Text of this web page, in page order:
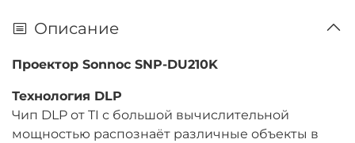
Описание
Проектор Sonnoc SNP-DU210K
Технология DLP
Чип DLP от TI с большой вычислительной
мощностью распознаёт различные объекты в